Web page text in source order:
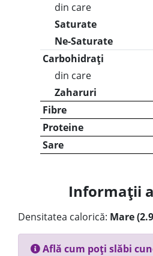
din care
Saturate
Ne-Saturate
Carbohidrați
din care
Zaharuri
Fibre
Proteine
Sare
Informații
Densitatea calorică: Mare
Află cum poți slăbi